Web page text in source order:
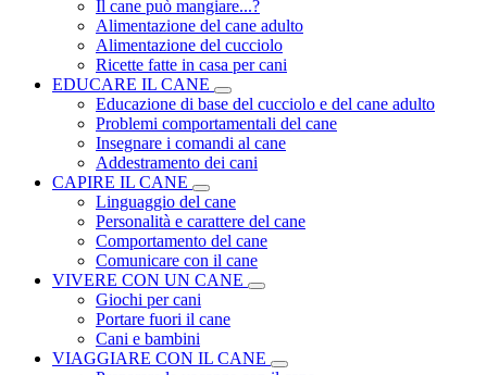
Il cane può mangiare...?
Alimentazione del cane adulto
Alimentazione del cucciolo
Ricette fatte in casa per cani
EDUCARE IL CANE
Educazione di base del cucciolo e del cane adulto
Problemi comportamentali del cane
Insegnare i comandi al cane
Addestramento dei cani
CAPIRE IL CANE
Linguaggio del cane
Personalità e carattere del cane
Comportamento del cane
Comunicare con il cane
VIVERE CON UN CANE
Giochi per cani
Portare fuori il cane
Cani e bambini
VIAGGIARE CON IL CANE